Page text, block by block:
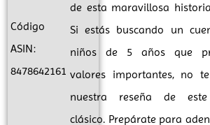
Código
ASIN:
8478642161
de esta maravillosa
Si estás buscando un
niños de 5 años que
valores importantes, no
nuestra reseña de
clásico. Prepárate para